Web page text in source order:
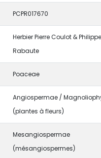
PCPR017670
Herbier Pierre Coulot & Philippe
Rabaute
Poaceae
Angiospermae /
(plantes à fleurs)
Mesangiospermae
(mésangiospermes)